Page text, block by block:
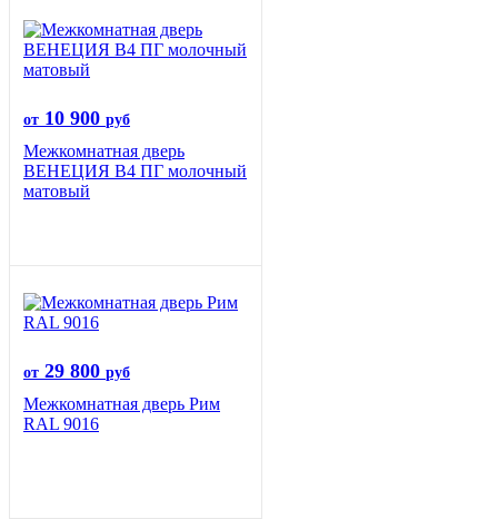
от 10 900 руб
Межкомнатная дверь
ВЕНЕЦИЯ B4 ПГ молочный
матовый
от 29 800 руб
Межкомнатная дверь Рим
RAL 9016